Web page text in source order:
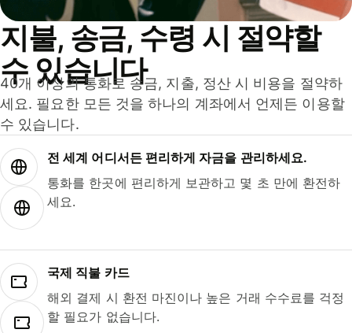
지불, 송금, 수령 시 절약할
수 있습니다
40개 이상의 통화로 송금, 지출, 정산 시 비용을 절약하
세요. 필요한 모든 것을 하나의 계좌에서 언제든 이용할
수 있습니다.
전 세계 어디서든 편리하게 자금을 관리하세요.
통화를 한곳에 편리하게 보관하고 몇 초 만에 환전하
세요.
국제 직불 카드
해외 결제 시 환전 마진이나 높은 거래 수수료를 걱정
할 필요가 없습니다.